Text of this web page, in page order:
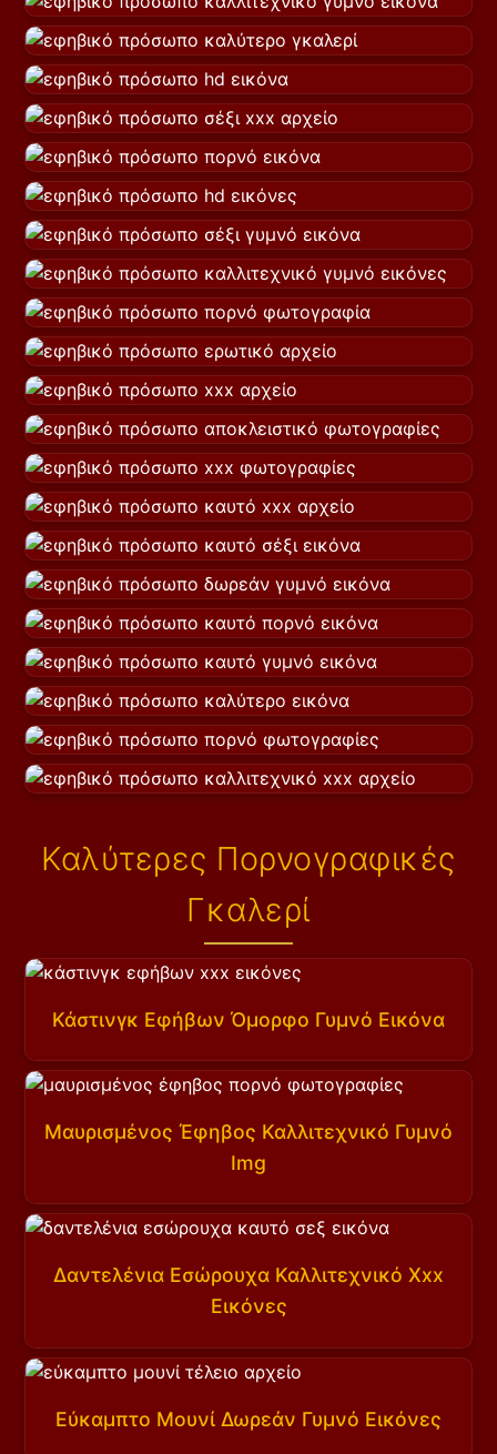
Καλύτερες Πορνογραφικές
Γκαλερί
Κάστινγκ Εφήβων Όμορφο Γυμνό Εικόνα
Μαυρισμένος Έφηβος Καλλιτεχνικό Γυμνό
Img
Δαντελένια Εσώρουχα Καλλιτεχνικό Xxx
Εικόνες
Εύκαμπτο Μουνί Δωρεάν Γυμνό Εικόνες